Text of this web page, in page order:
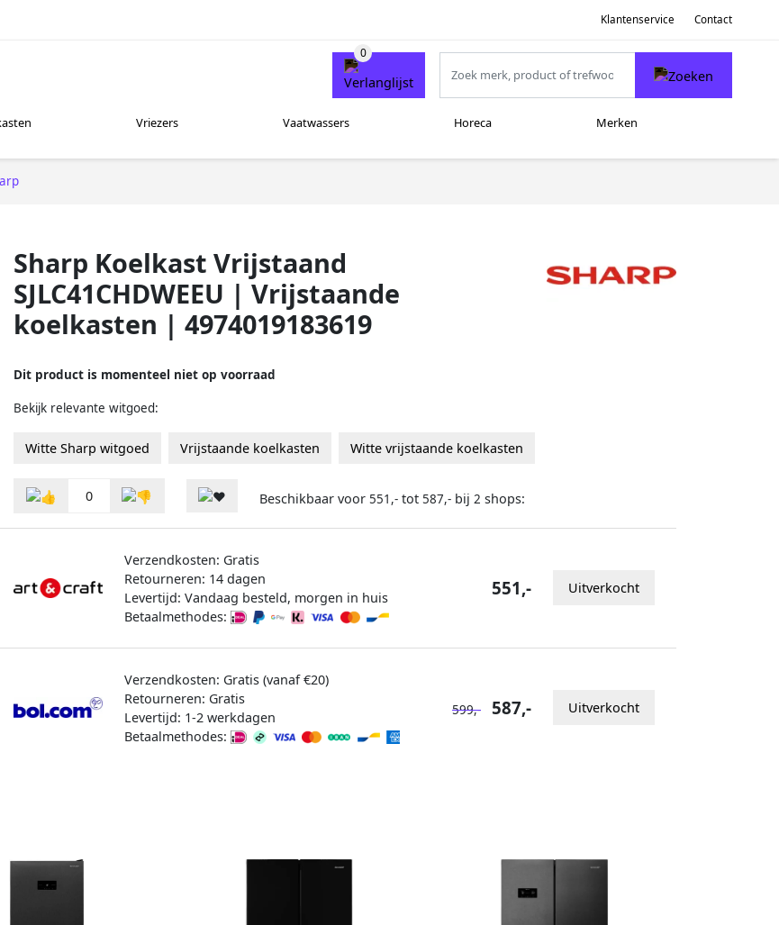
Klantenservice Contact
Vriezers Vaatwassers Horeca Merken
Sharp Koelkast Vrijstaand
SJLC41CHDWEEU | Vrijstaande
koelkasten | 4974019183619
Dit product is momenteel niet op voorraad
Bekijk relevante witgoed:
Witte Sharp witgoed Vrijstaande koelkasten Witte vrijstaande koelkasten
0 Beschikbaar voor 551,- tot 587,- bij 2 shops:
Verzendkosten: Gratis
Retourneren: 14 dagen
Levertijd: Vandaag besteld, morgen in huis
Betaalmethodes:
551,- Uitverkocht
Verzendkosten: Gratis (vanaf €20)
Retourneren: Gratis
Levertijd: 1-2 werkdagen
Betaalmethodes:
599,- 587,- Uitverkocht